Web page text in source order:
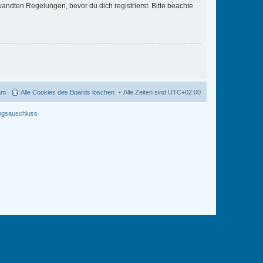
Regelungen, bevor du dich registrierst. Bitte beachte
Alle Zeiten sind UTC+02:00
Alle Cookies des Boards löschen